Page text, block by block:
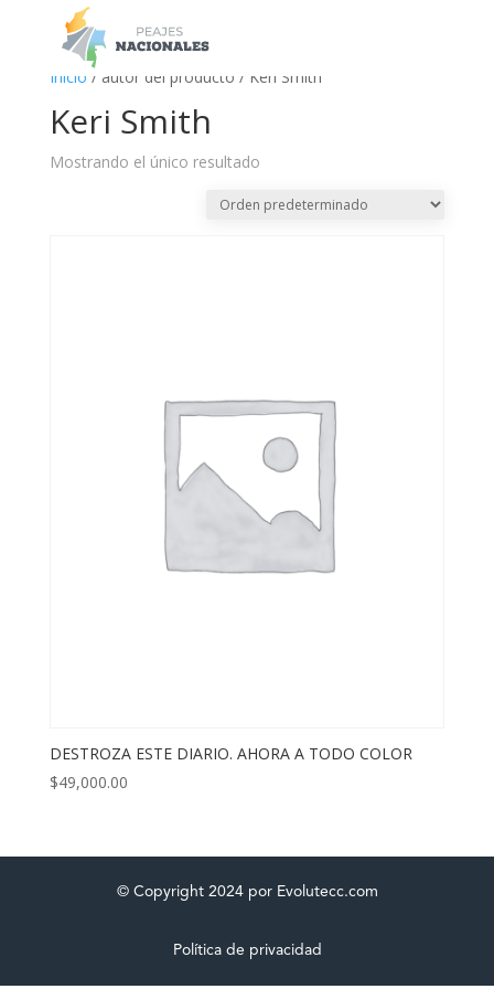
Inicio / autor del producto / Keri Smith
Keri Smith
Mostrando el único resultado
DESTROZA ESTE DIARIO. AHORA A TODO COLOR
$49,000.00
© Copyright 2024 por Evolutecc.com
Política de privacidad